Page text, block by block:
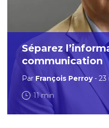
Séparez
communication
Par François Perroy- 23
11 min